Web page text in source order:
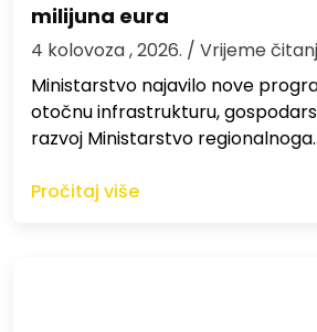
milijuna eura
4 kolovoza , 2026. / Vrijeme
Ministarstvo najavilo nove
otočnu infrastrukturu,
razvoj Ministarstvo
Pročitaj više